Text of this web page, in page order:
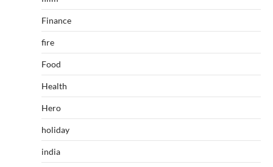
Finance
fire
Food
Health
Hero
holiday
india